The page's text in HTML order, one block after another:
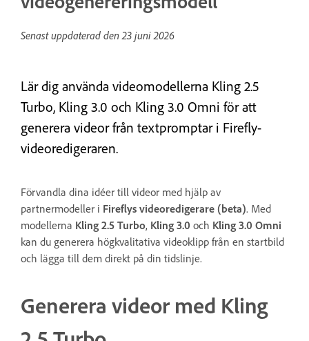
Senast uppdaterad den23 juni 2026
Lär dig använda videomodellerna Kling 2.5
Turbo, Kling 3.0 och Kling 3.0 Omni för att
generera videor från textpromptar i Firefly-
videoredigeraren.
Förvandla dina idéer till videor med hjälp av
partnermodeller i Fireflys videoredigerare (beta). Med
modellerna Kling 2.5 Turbo, Kling 3.0 och Kling 3.0 Omni
kan du generera högkvalitativa videoklipp från en startbild
och lägga till dem direkt på din tidslinje.
Generera videor med Kling